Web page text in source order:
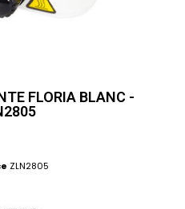
FLORIA BLANC -
ZLN2805